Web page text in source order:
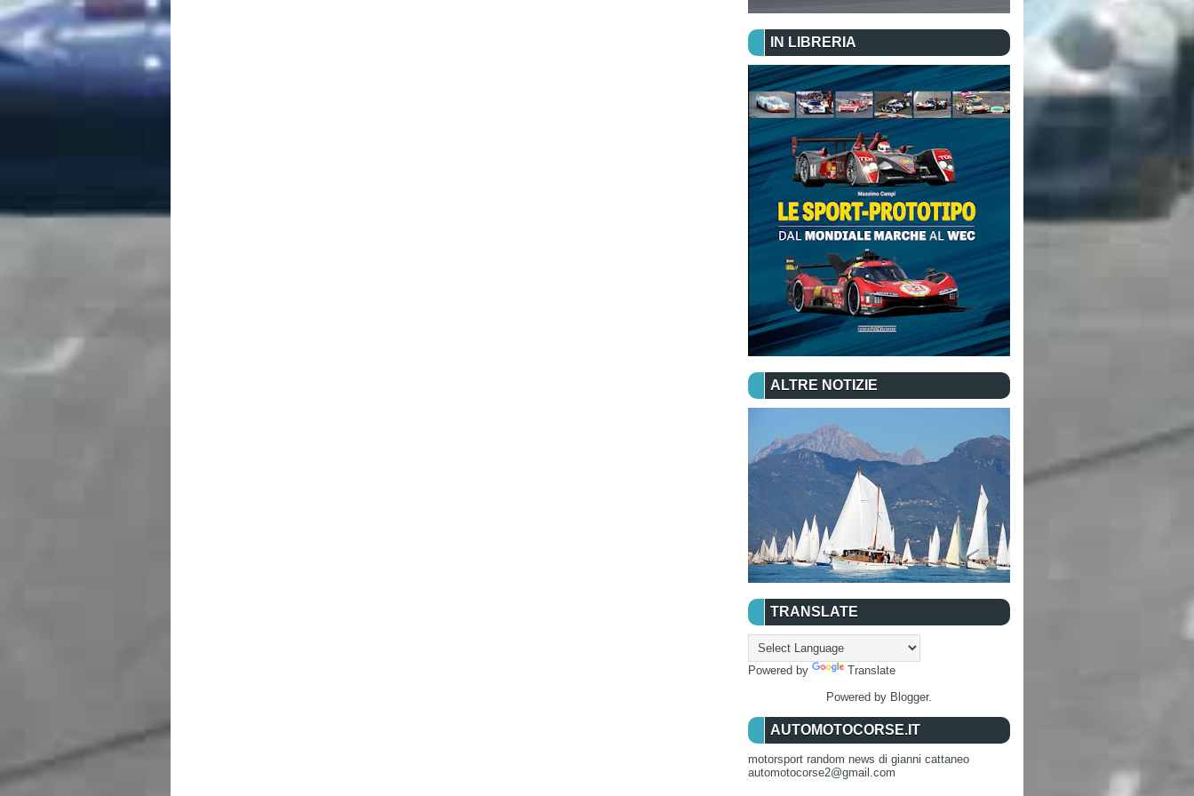
IN LIBRERIA
ALTRE NOTIZIE
TRANSLATE
Powered by
Translate
Powered by Blogger.
AUTOMOTOCORSE.IT
motorsport random news di gianni cattaneo
automotocorse2@gmail.com